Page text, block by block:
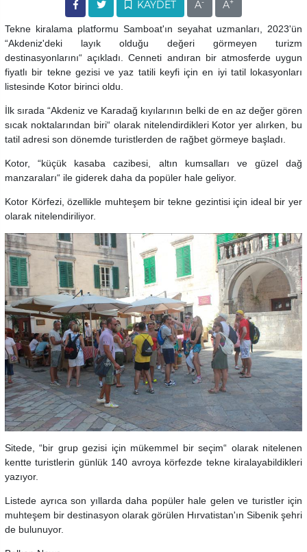
KAYDET A- A+
Tekne kiralama platformu Samboat'ın seyahat uzmanları, 2023'ün
“Akdeniz'deki layık olduğu değeri görmeyen turizm
destinasyonlarını“ açıkladı. Cenneti andıran bir atmosferde uygun
fiyatlı bir tekne gezisi ve yaz tatili keyfi için en iyi tatil lokasyonları
listesinde Kotor birinci oldu.
İlk sırada “Akdeniz ve Karadağ kıyılarının belki de en az değer gören
sıcak noktalarından biri“ olarak nitelendirdikleri Kotor yer alırken, bu
tatil adresi son dönemde turistlerden de rağbet görmeye başladı.
Kotor, “küçük kasaba cazibesi, altın kumsalları ve güzel dağ
manzaraları“ ile giderek daha da popüler hale geliyor.
Kotor Körfezi, özellikle muhteşem bir tekne gezintisi için ideal bir yer
olarak nitelendiriliyor.
Sitede, “bir grup gezisi için mükemmel bir seçim“ olarak nitelenen
kentte turistlerin günlük 140 avroya körfezde tekne kiralayabildikleri
yazıyor.
Listede ayrıca son yıllarda daha popüler hale gelen ve turistler için
muhteşem bir destinasyon olarak görülen Hırvatistan'ın Sibenik şehri
de bulunuyor.